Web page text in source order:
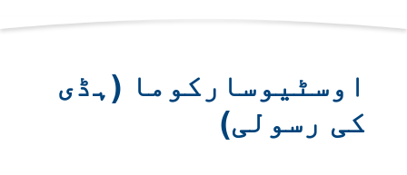
اوسٹیوسارکوما (ہڈی
کی رسولی)